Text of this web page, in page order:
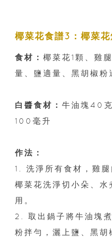
椰菜花食譜3：椰菜花
食材： 椰菜花1顆、雞
量、鹽適量、黑胡椒粉
白醬食材： 牛油塊40
100毫升
作法：
1. 洗淨所有食材，雞腿
椰菜花洗淨切小朵、水
用。
2. 取出鍋子將牛油塊
粉拌勻，灑上鹽、黑胡